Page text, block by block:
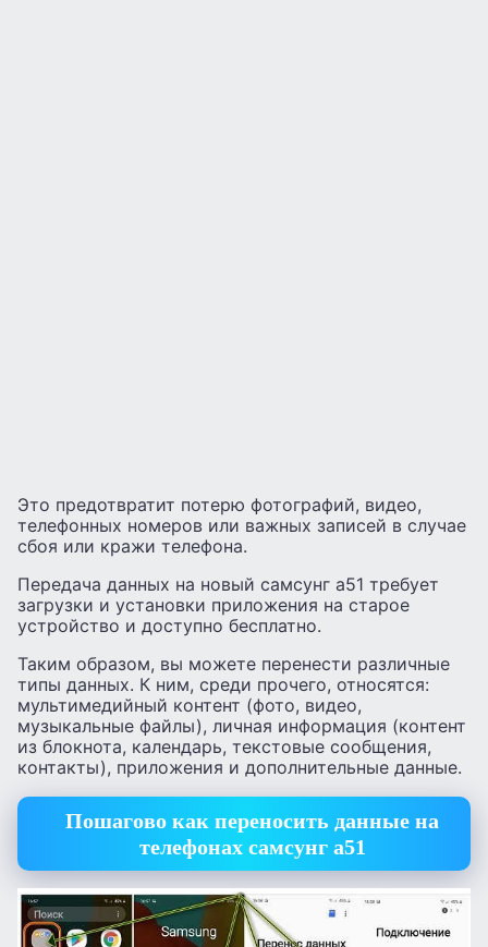
Это предотвратит потерю фотографий, видео,
телефонных номеров или важных записей в случае
сбоя или кражи телефона.
Передача данных на новый самсунг а51 требует
загрузки и установки приложения на старое
устройство и доступно бесплатно.
Таким образом, вы можете перенести различные
типы данных. К ним, среди прочего, относятся:
мультимедийный контент (фото, видео,
музыкальные файлы), личная информация (контент
из блокнота, календарь, текстовые сообщения,
контакты), приложения и дополнительные данные.
Пошагово как переносить данные на
телефонах самсунг а51